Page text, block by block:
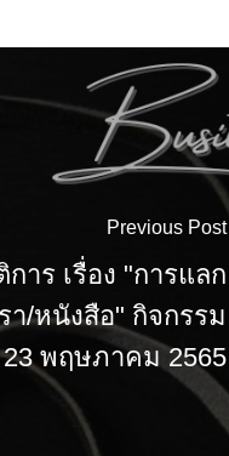
Previous Post
าร เรื่อง "การแลก
า/หนังสือ" กิจกรรม
พฤษภาคม 2565